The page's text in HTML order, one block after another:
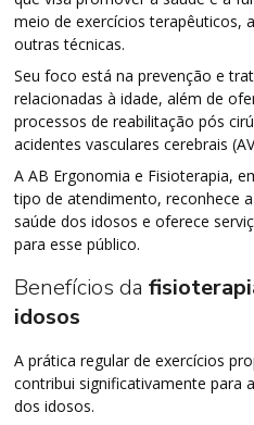
meio de exercícios terapêuticos,
outras técnicas.
Seu foco está na prevenção e
relacionadas à idade, além de
processos de reabilitação pós
acidentes vasculares cerebrais
A AB Ergonomia e Fisioterapia,
tipo de atendimento, reconhece
saúde dos idosos e oferece
para esse público.
Benefícios da
idosos
A prática regular de exercícios
contribui significativamente para
dos idosos.